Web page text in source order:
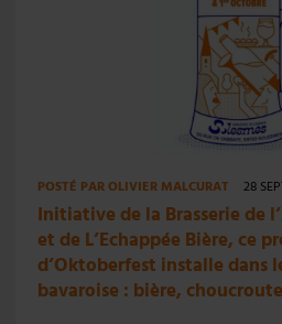
POSTÉ PAROLIVIER MALCURAT 28
Initiative de la Brasserie de
et de L’Echappée Bière, ce
d’Oktoberfest installe dans
bavaroise : bière,